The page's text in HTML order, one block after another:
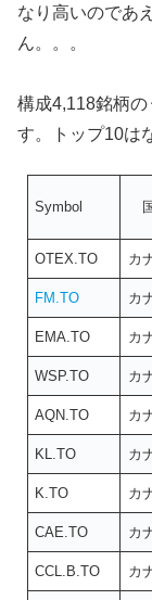
なり高いのであ
ん。。。
構成4,118銘柄の
す。トップ10は
Symbol
OTEX.TO カ
FM.TO カ
EMA.TO カ
WSP.TO カ
AQN.TO カ
KL.TO カ
K.TO カ
CAE.TO カ
CCL.B.TO カ